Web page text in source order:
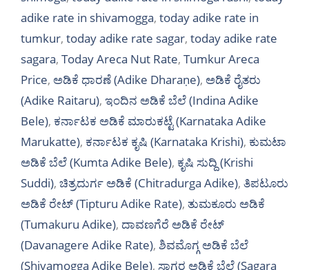
adike rate in shivamogga, today adike rate in
tumkur, today adike rate sagar, today adike rate
sagara, Today Areca Nut Rate, Tumkur Areca
Price, ಅಡಿಕೆ ಧಾರಣೆ (Adike Dharaṇe), ಅಡಿಕೆ ರೈತರು
(Adike Raitaru), ಇಂದಿನ ಅಡಿಕೆ ಬೆಲೆ (Indina Adike
Bele), ಕರ್ನಾಟಕ ಅಡಿಕೆ ಮಾರುಕಟ್ಟೆ (Karnataka Adike
Marukatte), ಕರ್ನಾಟಕ ಕೃಷಿ (Karnataka Krishi), ಕುಮಟಾ
ಅಡಿಕೆ ಬೆಲೆ (Kumta Adike Bele), ಕೃಷಿ ಸುದ್ದಿ (Krishi
Suddi), ಚಿತ್ರದುರ್ಗ ಅಡಿಕೆ (Chitradurga Adike), ತಿಪಟೂರು
ಅಡಿಕೆ ರೇಟ್ (Tipturu Adike Rate), ತುಮಕೂರು ಅಡಿಕೆ
(Tumakuru Adike), ದಾವಣಗೆರೆ ಅಡಿಕೆ ರೇಟ್
(Davanagere Adike Rate), ಶಿವಮೊಗ್ಗ ಅಡಿಕೆ ಬೆಲೆ
(Shivamogga Adike Bele), ಸಾಗರ ಅಡಿಕೆ ಬೆಲೆ (Sagara